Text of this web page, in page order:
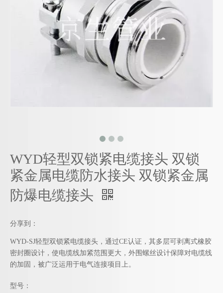
WYD轻型双锁紧电缆接头 双锁
紧金属电缆防水接头 双锁紧金属
防爆电缆接头
分享到：
WYD-SJ轻型双锁紧电缆接头，通过CE认证，其多层可剥离式橡胶
密封圈设计，使电缆线加紧范围更大，外围螺丝设计保障对电缆线
的加固，被广泛运用于电气连接项目上。
型号：